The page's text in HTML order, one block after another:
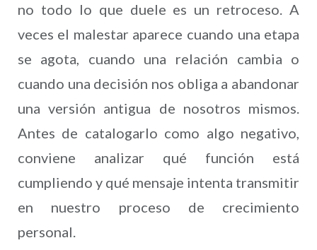
no todo lo que duele es un retroceso. A
veces el malestar aparece cuando una etapa
se agota, cuando una relación cambia o
cuando una decisión nos obliga a abandonar
una versión antigua de nosotros mismos.
Antes de catalogarlo como algo negativo,
conviene analizar qué función está
cumpliendo y qué mensaje intenta transmitir
en nuestro proceso de crecimiento
personal.